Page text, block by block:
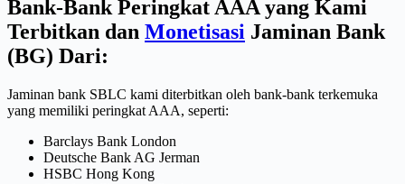
Bank-Bank Peringkat AAA yang Kami
Terbitkan dan Monetisasi Jaminan Bank
(BG) Dari:
Jaminan bank SBLC kami diterbitkan oleh bank-bank terkemuka
yang memiliki peringkat AAA, seperti:
Barclays Bank London
Deutsche Bank AG Jerman
HSBC Hong Kong